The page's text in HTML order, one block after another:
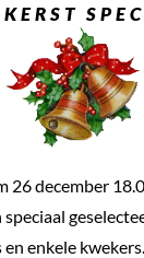
KERST
26 december
enkele kwekers.